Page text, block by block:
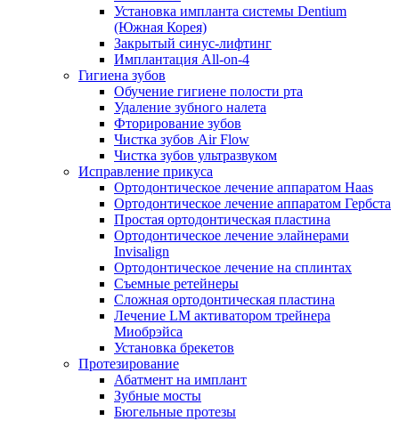
Установка импланта системы Dentium
(Южная Корея)
Закрытый синус-лифтинг
Имплантация All-on-4
Гигиена зубов
Обучение гигиене полости рта
Удаление зубного налета
Фторирование зубов
Чистка зубов Air Flow
Чистка зубов ультразвуком
Исправление прикуса
Ортодонтическое лечение аппаратом Haas
Ортодонтическое лечение аппаратом Гербста
Простая ортодонтическая пластина
Ортодонтическое лечение элайнерами
Invisalign
Ортодонтическое лечение на сплинтах
Съемные ретейнеры
Сложная ортодонтическая пластина
Лечение LM активатором трейнера
Миобрэйса
Установка брекетов
Протезирование
Абатмент на имплант
Зубные мосты
Бюгельные протезы